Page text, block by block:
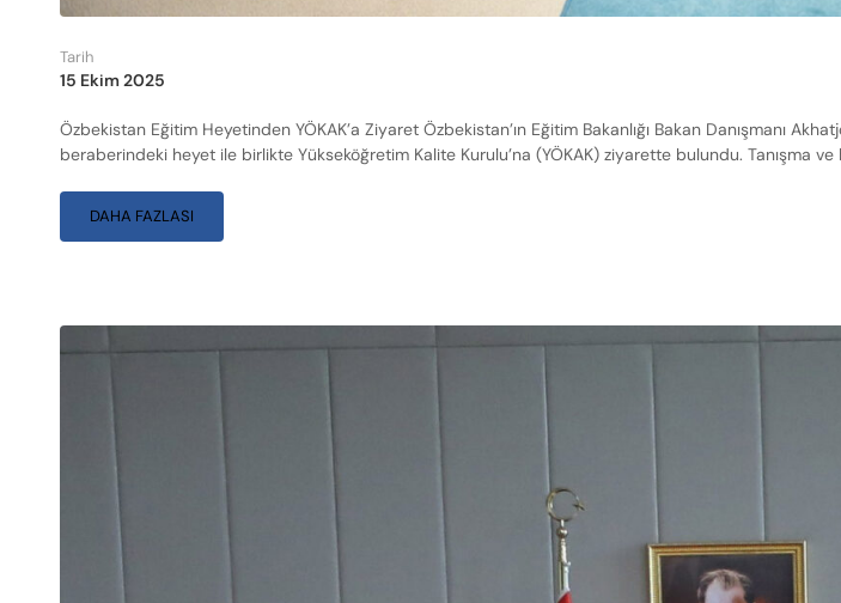
Tarih
15 Ekim 2025
Özbekistan Eğitim Heyetinden YÖKAK’a Ziyaret Özbekistan’ın Eğitim Bakanlığı Bakan Danışmanı
beraberindeki heyet ile birlikte Yükseköğretim Kalite Kurulu’na (YÖKAK) ziyarette bulundu. Tanışma
DAHA FAZLASI